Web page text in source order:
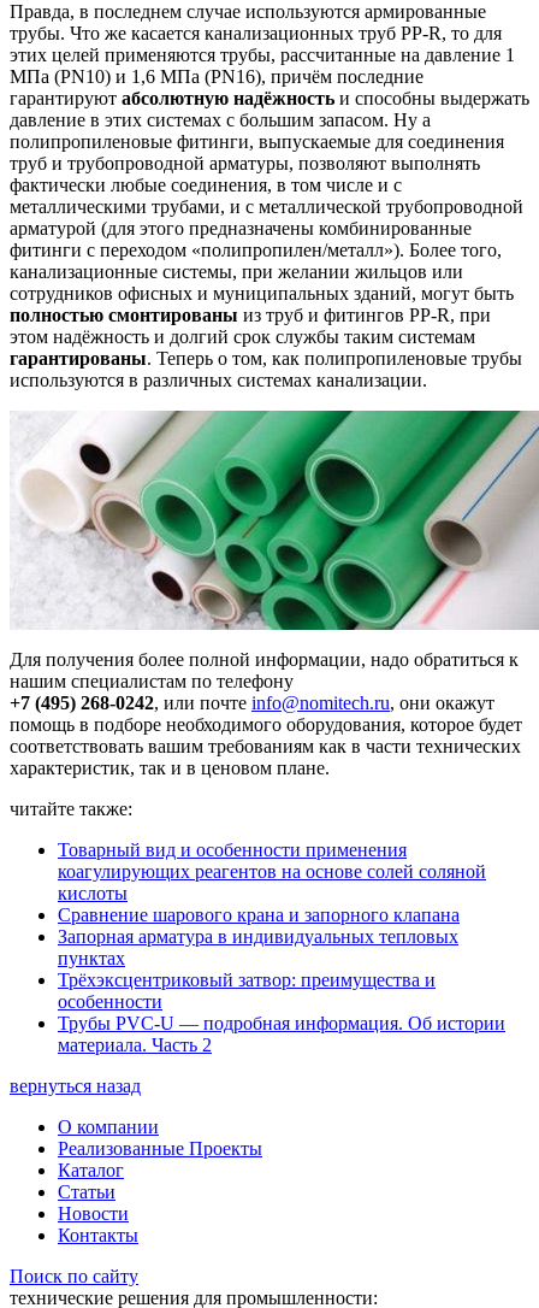
Правда, в последнем случае используются армированные
трубы. Что же касается канализационных труб PP-R, то для
этих целей применяются трубы, рассчитанные на давление 1
МПа (PN10) и 1,6 МПа (PN16), причём последние
гарантируют абсолютную надёжность и способны выдержать
давление в этих системах с большим запасом. Ну а
полипропиленовые фитинги, выпускаемые для соединения
труб и трубопроводной арматуры, позволяют выполнять
фактически любые соединения, в том числе и с
металлическими трубами, и с металлической трубопроводной
арматурой (для этого предназначены комбинированные
фитинги с переходом «полипропилен/металл»). Более того,
канализационные системы, при желании жильцов или
сотрудников офисных и муниципальных зданий, могут быть
полностью смонтированы из труб и фитингов PP-R, при
этом надёжность и долгий срок службы таким системам
гарантированы. Теперь о том, как полипропиленовые трубы
используются в различных системах канализации.
Для получения более полной информации, надо обратиться к
нашим специалистам по телефону
+7 (495) 268-0242, или почте info@nomitech.ru, они окажут
помощь в подборе необходимого оборудования, которое будет
соответствовать вашим требованиям как в части технических
характеристик, так и в ценовом плане.
читайте также:
Товарный вид и особенности применения
коагулирующих реагентов на основе солей соляной
кислоты
Сравнение шарового крана и запорного клапана
Запорная арматура в индивидуальных тепловых
пунктах
Трёхэксцентриковый затвор: преимущества и
особенности
Трубы PVC-U — подробная информация. Об истории
материала. Часть 2
вернуться назад
О компании
Реализованные Проекты
Каталог
Статьи
Новости
Контакты
Поиск по сайту
технические решения для промышленности: